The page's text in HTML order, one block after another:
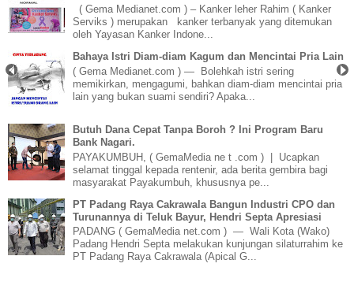
( Gema Medianet.com ) – Kanker leher Rahim ( Kanker
Serviks ) merupakan kanker terbanyak yang ditemukan
oleh Yayasan Kanker Indone...
Bahaya Istri Diam-diam Kagum dan Mencintai Pria Lain
( Gema Medianet.com ) — Bolehkah istri sering
memikirkan, mengagumi, bahkan diam-diam mencintai pria
lain yang bukan suami sendiri? Apaka...
Butuh Dana Cepat Tanpa Boroh ? Ini Program Baru
Bank Nagari.
PAYAKUMBUH, ( GemaMedia ne t .com ) | Ucapkan
selamat tinggal kepada rentenir, ada berita gembira bagi
masyarakat Payakumbuh, khususnya pe...
PT Padang Raya Cakrawala Bangun Industri CPO dan
Turunannya di Teluk Bayur, Hendri Septa Apresiasi
PADANG ( GemaMedia net.com ) — Wali Kota (Wako)
Padang Hendri Septa melakukan kunjungan silaturrahim ke
PT Padang Raya Cakrawala (Apical G...